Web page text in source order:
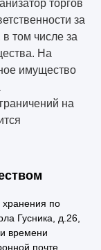
торгов
за
том числе за
На
имущество
на
по
Гусника, д.26,
времени
почте